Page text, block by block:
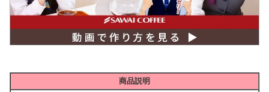
商品説明